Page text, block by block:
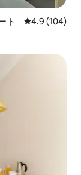
ト レビュー104
4.9 (104)